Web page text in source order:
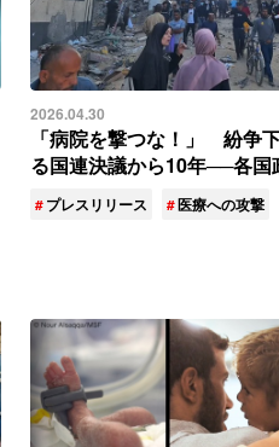
2026.04.30
「病院を撃つな！」 紛争
る国連決議から10年──各国
プレスリリース 医療への攻撃